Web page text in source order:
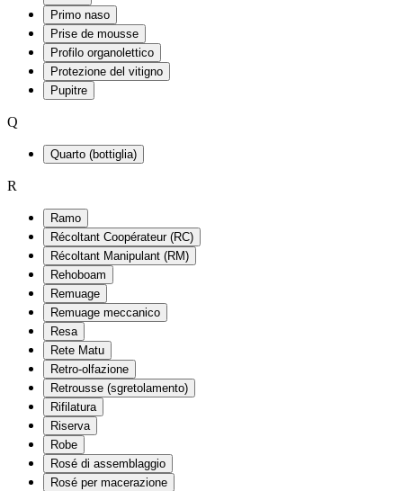
Primo naso
Prise de mousse
Profilo organolettico
Protezione del vitigno
Pupitre
Q
Quarto (bottiglia)
R
Ramo
Récoltant Coopérateur (RC)
Récoltant Manipulant (RM)
Rehoboam
Remuage
Remuage meccanico
Resa
Rete Matu
Retro-olfazione
Retrousse (sgretolamento)
Rifilatura
Riserva
Robe
Rosé di assemblaggio
Rosé per macerazione